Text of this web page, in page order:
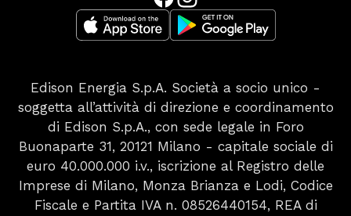
Edison Energia S.p.A. Società a socio unico -
soggetta all’attività di direzione e coordinamento
di Edison S.p.A., con sede legale in Foro
Buonaparte 31, 20121 Milano - capitale sociale di
euro 40.000.000 i.v., iscrizione al Registro delle
Imprese di Milano, Monza Brianza e Lodi, Codice
Fiscale e Partita IVA n. 08526440154, REA di